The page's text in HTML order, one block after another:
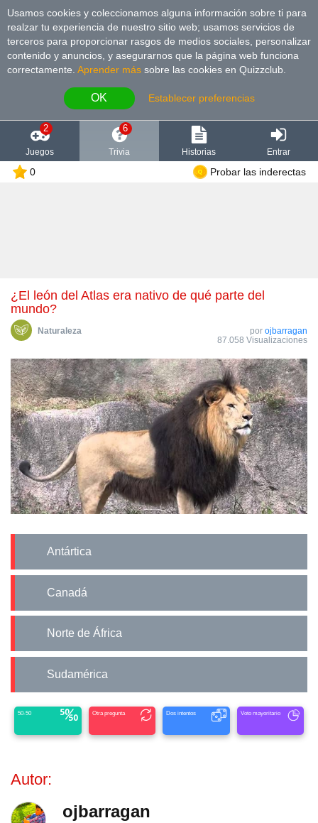
Usamos cookies y coleccionamos alguna información sobre ti para
realzar tu experiencia de nuestro sitio web; usamos servicios de
terceros para proporcionar rasgos de medios sociales, personalizar
contenido y anuncios, y asegurarnos que la página web funciona
correctamente. Aprender más sobre las cookies en Quizzclub.
OK Establecer preferencias
2
Juegos
6
Trivia Historias Entrar
0 Probar las inderectas
¿El león del Atlas era nativo de qué parte del
mundo?
Naturaleza por ojbarragan
87.058 Visualizaciones
Antártica
Canadá
Norte de África
Sudamérica
50-50 Otra pregunta Dos intentos Voto mayoritario
Autor:
ojbarragan